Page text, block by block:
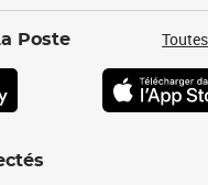
Poste